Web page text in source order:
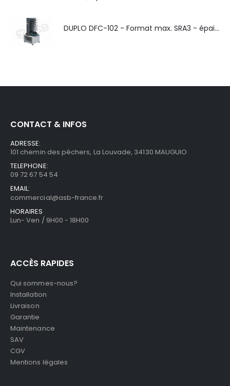
DUPLO DFC-102 - Format max. SRA3 - épaisseur de 50 à 130g/m
CONTACT & INFOS
ADRESSE:
101 chemin des pêchers, La Louvade, 34130 MAUGUIO
TELEPHONE:
09 72 67 54 54
EMAIL:
commercial@asb-france.fr
HORAIRES
Lun- Ven / 9H00 - 18H00
ACCÈS RAPIDES
Qui sommes-nous?
Installation
Livraison
Garantie
Maintenance
SAV
CGV
Mentions légales